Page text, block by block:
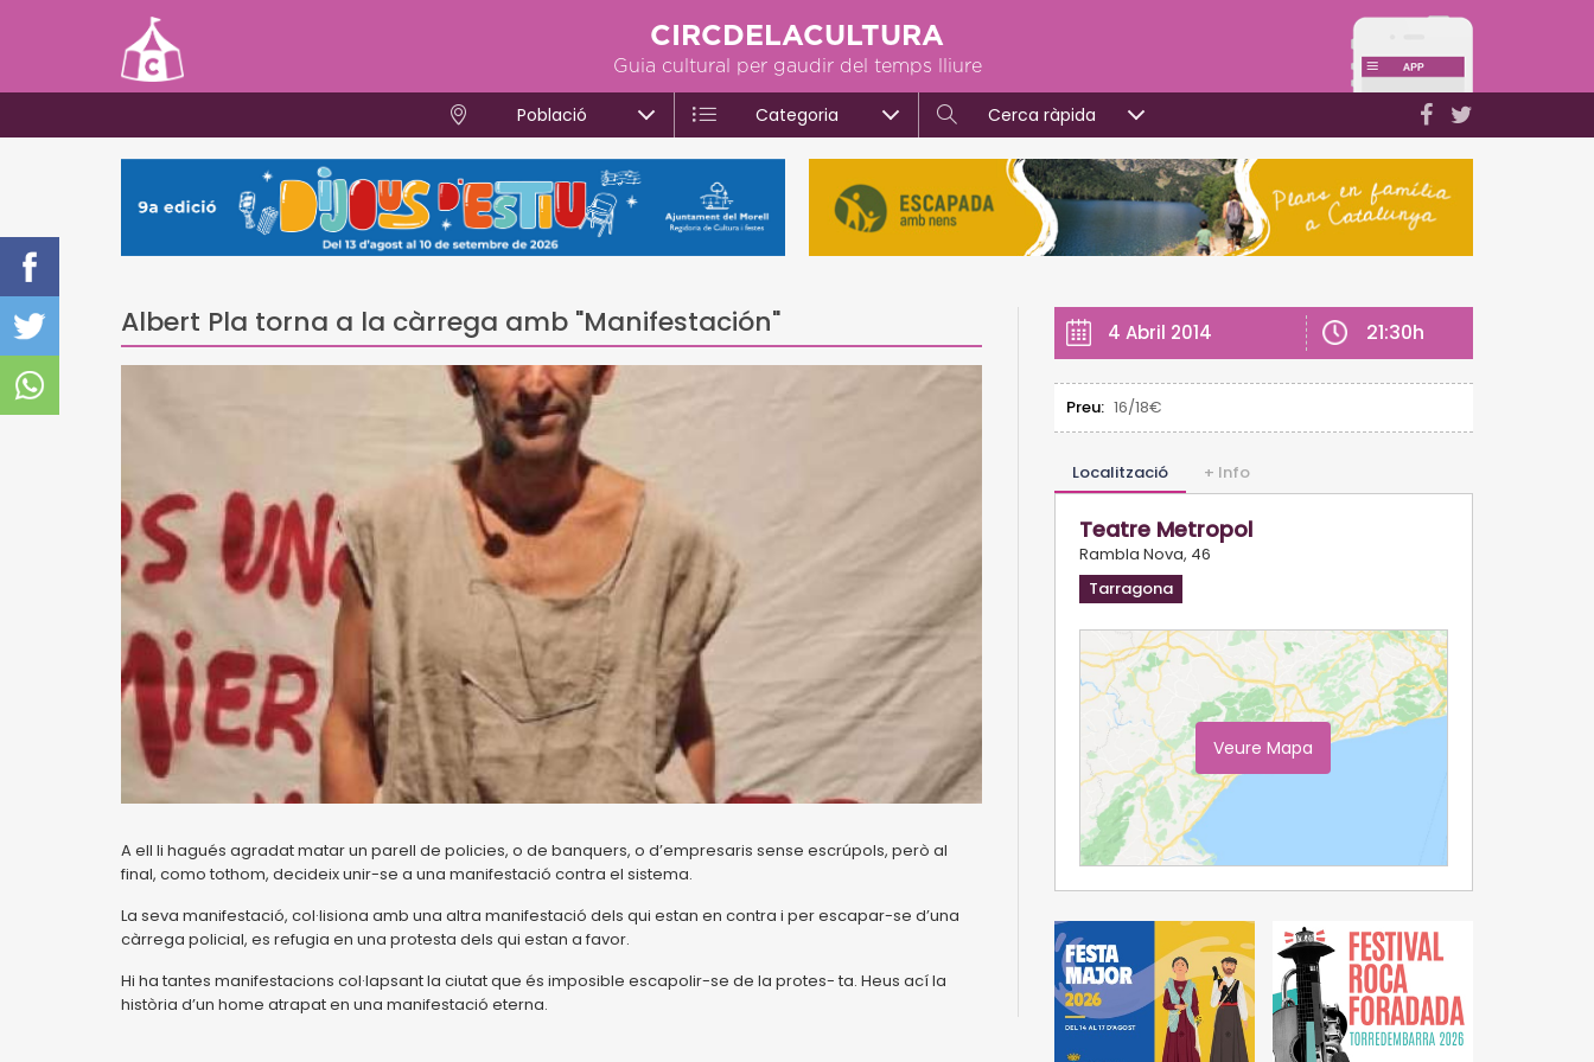
CIRCDELACULTURA
Guia cultural per gaudir del temps lliure
Població Categoria Cerca ràpida
Albert Pla torna a la càrrega amb "Manifestación"
A ell li hagués agradat matar un parell de policies, o de banquers, o d’empresaris sense escrúpols, però al
final, como tothom, decideix unir-se a una manifestació contra el sistema.
La seva manifestació, col·lisiona amb una altra manifestació dels qui estan en contra i per escapar-se d’una
càrrega policial, es refugia en una protesta dels qui estan a favor.
Hi ha tantes manifestacions col·lapsant la ciutat que és imposible escapolir-se de la protes- ta. Heus ací la
història d’un home atrapat en una manifestació eterna.
4 Abril 2014 21:30h
Preu: 16/18€
Localització + Info
Teatre Metropol
Rambla Nova, 46
Tarragona
Veure Mapa